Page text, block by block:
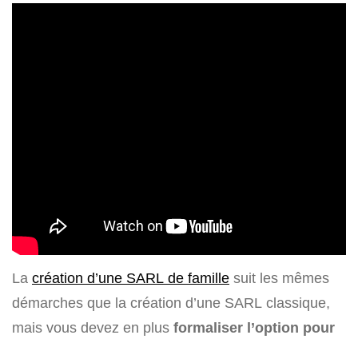
La création d’une SARL de famille suit les mêmes
démarches que la création d’une SARL classique,
mais vous devez en plus formaliser l’option pour